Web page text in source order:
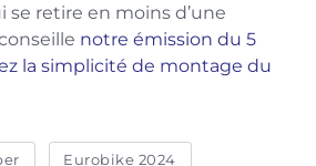
se retire en moins d’une
notre émission du 5
la simplicité de montage du
Eurobike 2024